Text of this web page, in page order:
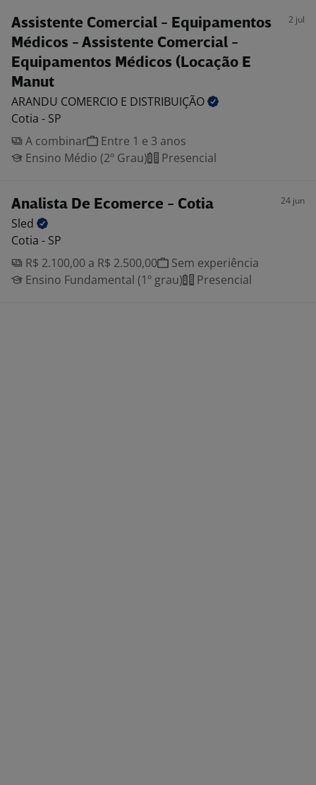
Assistente Comercial - Equipamentos
Médicos - Assistente Comercial -
Equipamentos Médicos (Locação E
Manut
2 jul
ARANDU COMERCIO E DISTRIBUIÇÃO
Cotia - SP
A combinar
Entre 1 e 3 anos
Ensino Médio (2º Grau)
Presencial
Analista De Ecomerce - Cotia 24 jun
Sled
Cotia - SP
R$ 2.100,00 a R$ 2.500,00
Sem experiência
Ensino Fundamental (1º grau)
Presencial